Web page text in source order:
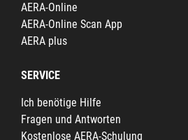
AERA-Online
AERA-Online Scan App
AERA plus
SERVICE
Ich benötige Hilfe
Fragen und Antworten
Kostenlose AERA-Schulung